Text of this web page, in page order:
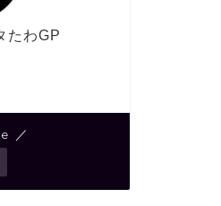
たわGP
／